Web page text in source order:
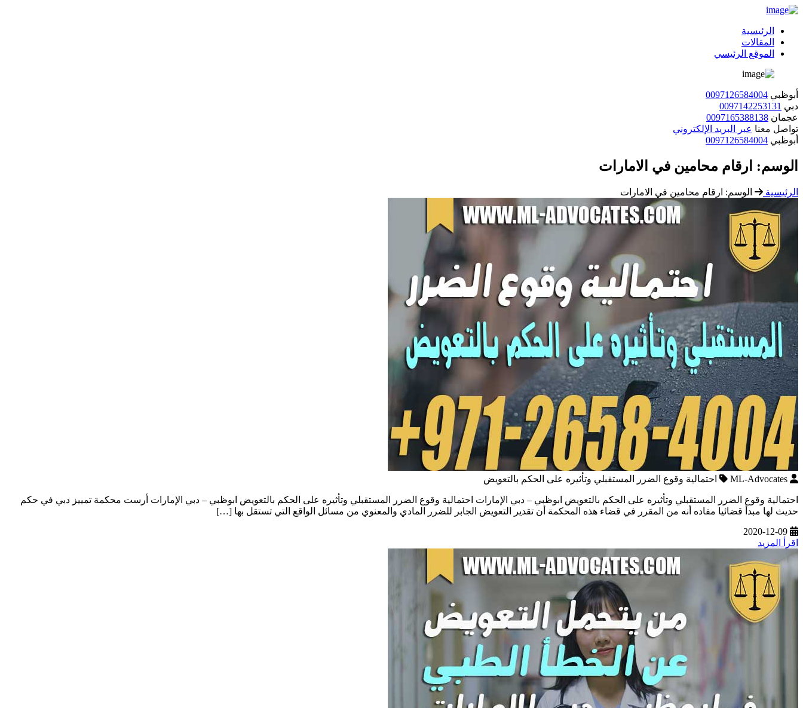
الرئيسية
المقالات
الموقع الرئيسي
أبوظبي 0097126584004
دبي 0097142253131
عجمان 0097165388138
تواصل معنا عبر البريد الإلكتروني
أبوظبي 0097126584004
الوسم: ارقام محامين في الامارات
الرئيسية الوسم: ارقام محامين في الامارات
ML-Advocates احتمالية وقوع الضرر المستقبلي وتأثيره على الحكم بالتعويض
احتمالية وقوع الضرر المستقبلي وتأثيره على الحكم بالتعويض ابوظبي – دبي الإمارات احتمالية وقوع الضرر المستقبلي وتأثيره على الحكم بالتعويض ابوظبي – دبي الإمارات أرست محكمة تمييز دبي في حكم
حديث لها مبدأ قضائيا مفاده أنه من المقرر في قضاء هذه المحكمة أن تقدير التعويض الجابر للضرر المادي والمعنوي من مسائل الواقع التي تستقل بها […]
2020-12-09
اقرأ المزيد